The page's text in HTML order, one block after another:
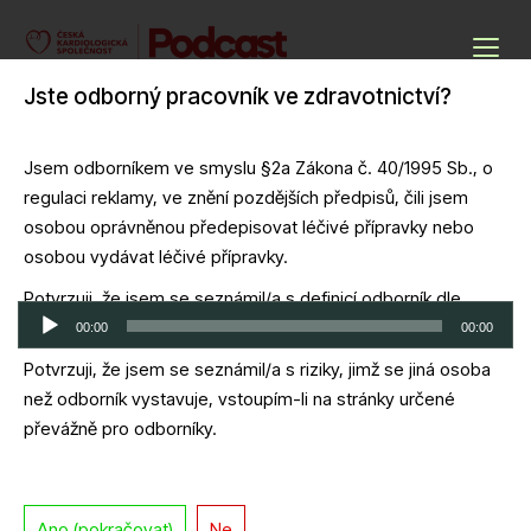
Cardio Podcast
PW 2023-11-08 – Kardiorenální syndrom
a novinky z ESC.
Audio
přehrávač
00:00 00:00
Download file| Play in new window|Duration: 49:52| Recorded on 8
listopadu, 2023
Jste odborný pracovník ve zdravotnictví?
Jsem odborníkem ve smyslu §2a Zákona č. 40/1995 Sb., o
regulaci reklamy, ve znění pozdějších předpisů, čili jsem
osobou oprávněnou předepisovat léčivé přípravky nebo
osobou vydávat léčivé přípravky.
Potvrzuji, že jsem se seznámil/a s definicí odborník dle
zákona č. 40/1995 Sb.
Potvrzuji, že jsem se seznámil/a s riziky, jimž se jiná osoba
než odborník vystavuje, vstoupím-li na stránky určené
převážně pro odborníky.